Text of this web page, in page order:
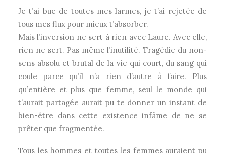
Je t’ai bue de toutes mes larmes, je t’ai rejetée de
tous mes flux pour mieux t’absorber.
Mais l’inversion ne sert à rien avec Laure. Avec elle,
rien ne sert. Pas même l’inutilité. Tragédie du non-
sens absolu et brutal de la vie qui court, du sang qui
coule parce qu’il n’a rien d’autre à faire. Plus
qu’entière et plus que femme, seul le monde qui
t’aurait partagée aurait pu te donner un instant de
bien-être dans cette existence infâme de ne se
prêter que fragmentée.
Tous les hommes et toutes les femmes auraient pu